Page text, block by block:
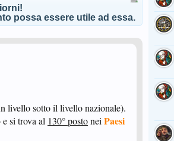
possa essere utile ad essa.
livello sotto il livello nazionale).
si trova al 130° postonei Paesi